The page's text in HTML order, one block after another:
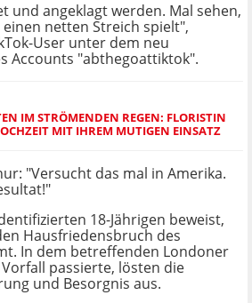
und angeklagt werden. Mal sehen,
netten Streich spielt",
User unter dem neu
Accounts "abthegoattiktok".
IM STRÖMENDEN REGEN: FLORISTIN
MIT IHREM MUTIGEN EINSATZ
"Versucht das mal in Amerika.
18-Jährigen beweist,
Hausfriedensbruch des
In dem betreffenden Londoner
passierte, lösten die
und Besorgnis aus.